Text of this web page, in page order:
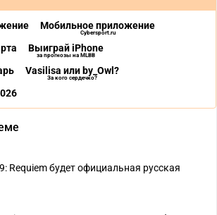
Мобильное приложение
Cybersport.ru
Выиграй iPhone
за прогнозы на MLBB
Vasilisa или by_Owl?
За кого сердечко?
Requiem будет официальная русская